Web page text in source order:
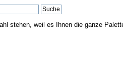
stehen, weil es Ihnen die ganze